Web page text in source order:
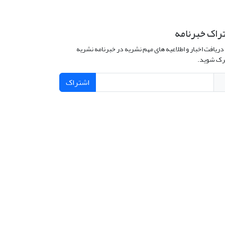
خبرنامه
اخبار و اطلاعیه های مهم نشریه در خبرنامه نشریه
شوید.
اشتراک